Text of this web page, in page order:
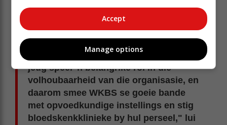
"Die behoefte aan bloed en
bloedprodukte verhoog jaarliks en dit is
aktiewe skenkerbasis te vergroot. Die
jeug speel 'n belangrike rol in die
volhoubaarheid van die organisasie, en
daarom smee WKBS se goeie bande
met opvoedkundige instellings en stig
bloedskenkklinieke by hul perseel," lui
Accept
Manage options